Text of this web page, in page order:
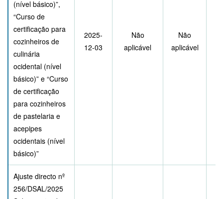
(nível básico)”,
“Curso de
certificação para
cozinheiros de
culinária
ocidental (nível
básico)” e “Curso
de certificação
para cozinheiros
de pastelaria e
acepipes
ocidentais (nível
básico)”
2025-
12-03
Não
aplicável
Não
aplicável
Ajuste directo nº
256/DSAL/2025